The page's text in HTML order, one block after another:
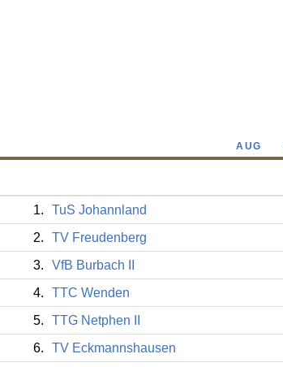
AUG
1. TuS Johannland
2.
TV Freudenberg
3.
VfB Burbach II
4.
TTC Wenden
5.
TTG Netphen II
6.
TV Eckmannshausen